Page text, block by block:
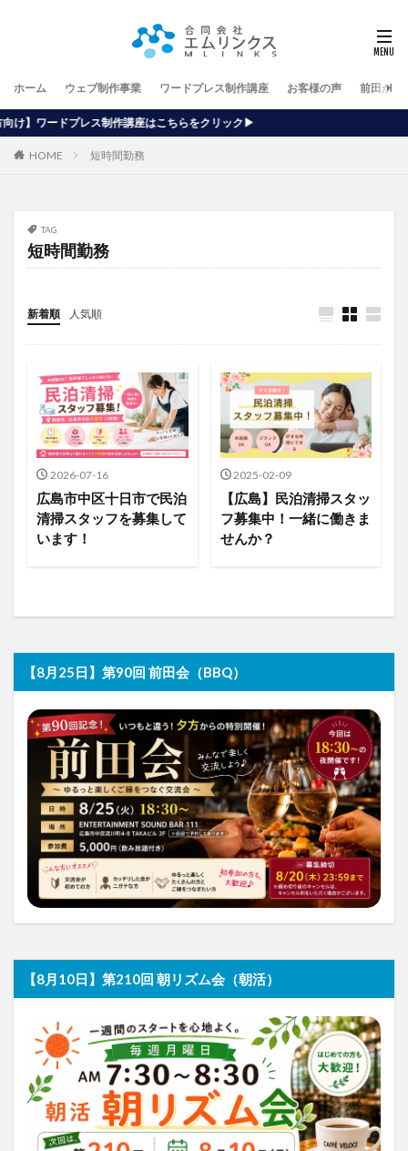
ホーム ウェブ制作事業 ワードプレス制作講座 お客様の声 前田が行
講座はこちらをクリック▶
HOME 短時間勤務
TAG
短時間勤務
新着順 人気順
2026-07-16
広島市中区十日市で民泊
清掃スタッフを募集して
います！
2025-02-09
【広島】民泊清掃スタッ
フ募集中！一緒に働きま
せんか？
【8月25日】第90回 前田会（BBQ）
【8月10日】第210回 朝リズム会（朝活）